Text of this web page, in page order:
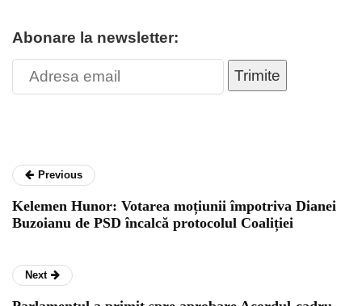
Abonare la newsletter:
Trimite
Previous
Kelemen Hunor: Votarea moțiunii împotriva Dianei
Buzoianu de PSD încalcă protocolul Coaliției
Next